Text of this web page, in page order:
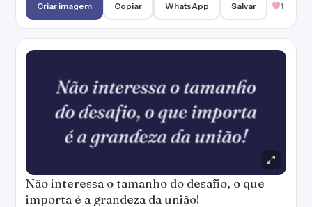
Criar imagem Copiar WhatsApp Salvar 1
Não interessa o tamanho do desafio, o que
importa é a grandeza da união!